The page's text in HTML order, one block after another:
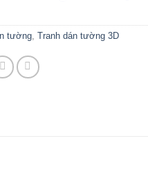
tường, Tranh dán tường 3D